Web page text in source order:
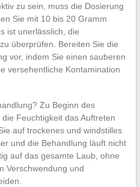
zu sein, muss die Dosierung
Sie mit 10 bis 20 Gramm
ist unerlässlich, die
überprüfen. Bereiten Sie die
vor, indem Sie einen sauberen
versehentliche Kontamination
Zu Beginn des
Feuchtigkeit das Auftreten
auf trockenes und windstilles
und die Behandlung läuft nicht
auf das gesamte Laub, ohne
Verschwendung und